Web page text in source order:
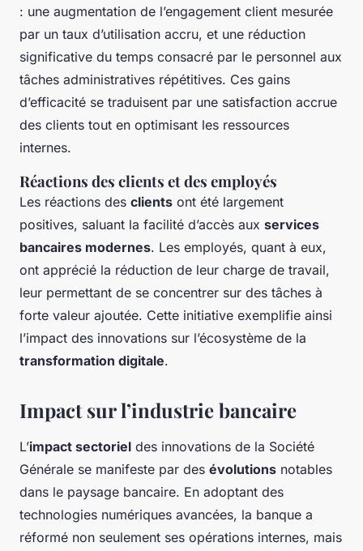
: une augmentation de l’engagement client mesurée
par un taux d’utilisation accru, et une réduction
significative du temps consacré par le personnel aux
tâches administratives répétitives. Ces gains
d’efficacité se traduisent par une satisfaction accrue
des clients tout en optimisant les ressources
internes.
Réactions des clients et des employés
Les réactions des clients ont été largement
positives, saluant la facilité d’accès aux services
bancaires modernes. Les employés, quant à eux,
ont apprécié la réduction de leur charge de travail,
leur permettant de se concentrer sur des tâches à
forte valeur ajoutée. Cette initiative exemplifie ainsi
l’impact des innovations sur l’écosystème de la
transformation digitale.
Impact sur l’industrie bancaire
L’impact sectoriel des innovations de la Société
Générale se manifeste par des évolutions notables
dans le paysage bancaire. En adoptant des
technologies numériques avancées, la banque a
réformé non seulement ses opérations internes, mais